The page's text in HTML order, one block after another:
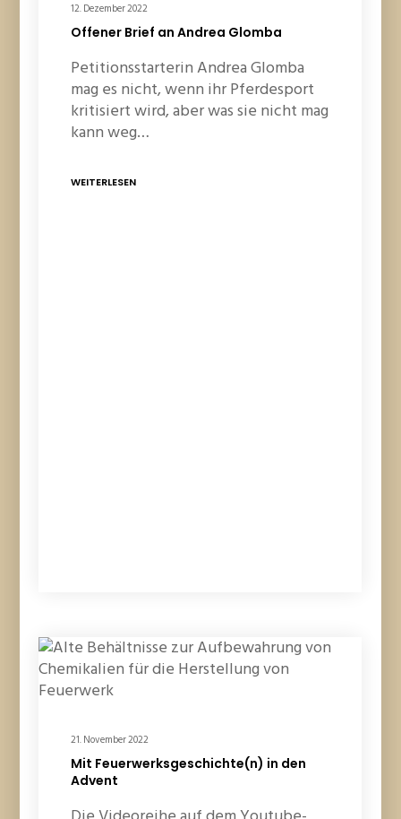
12. Dezember 2022
Offener Brief an Andrea Glomba
Petitionsstarterin Andrea Glomba
mag es nicht, wenn ihr Pferdesport
kritisiert wird, aber was sie nicht mag
kann weg…
WEITERLESEN
21. November 2022
Mit Feuerwerksgeschichte(n) in den
Advent